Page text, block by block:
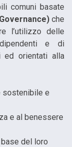
comuni basate
che
l’utilizzo delle
e di
ed orientati alla
sostenibile e
e al benessere
del loro